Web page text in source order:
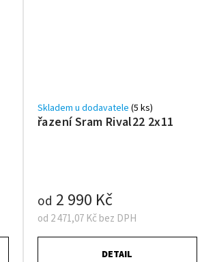
řazení Sram Rival22 2x11
Skladem u dodavatele (5 ks)
od 2 471,07 Kč bez DPH
od 2 990 Kč
DETAIL